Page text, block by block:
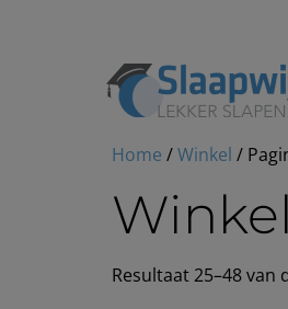
Home /Winkel /
Winkel
Resultaat 25–48